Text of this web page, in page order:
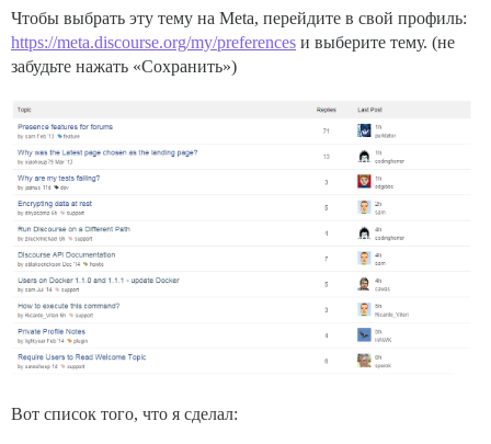
Чтобы выбрать эту тему на Meta, перейдите в свой профиль:
https://meta.discourse.org/my/preferences и выберите тему. (не
забудьте нажать «Сохранить»)
Вот список того, что я сделал: